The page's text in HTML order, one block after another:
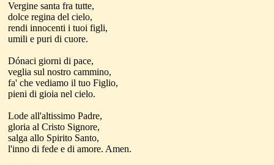
Vergine santa fra tutte,
dolce regina del cielo,
rendi innocenti i tuoi figli,
umili e puri di cuore.
Dónaci giorni di pace,
veglia sul nostro cammino,
fa' che vediamo il tuo Figlio,
pieni di gioia nel cielo.
Lode all'altissimo Padre,
gloria al Cristo Signore,
salga allo Spirito Santo,
l'inno di fede e di amore. Amen.